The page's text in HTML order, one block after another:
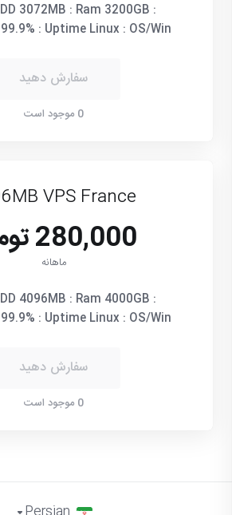
3072MB : Ram 3200GB :
: Uptime Linux : OS/Win
سفارش دهید
0 موجود است
VPS France
280,000 تومان
ماهانه
4096MB : Ram 4000GB :
: Uptime Linux : OS/Win
سفارش دهید
0 موجود است